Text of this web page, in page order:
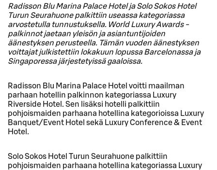
Radisson Blu Marina Palace Hotel ja Solo Sokos Hotel
Turun Seurahuone palkittiin useassa kategoriassa
arvostetulla tunnustuksella. World Luxury Awards -
palkinnot jaetaan yleisön ja asiantuntijoiden
äänestyksen perusteella. Tämän vuoden äänestyksen
voittajat julkistettiin lokakuun lopussa Barcelonassa ja
Singaporessa järjestetyissä gaaloissa.
Radisson Blu Marina Palace Hotel voitti maailman
parhaan hotellin palkinnon kategoriassa Luxury
Riverside Hotel. Sen lisäksi hotelli palkittiin
pohjoismaiden parhaana hotellina kategorioissa Luxury
Banquet/Event Hotel sekä Luxury Conference & Event
Hotel.
Solo Sokos Hotel Turun Seurahuone palkittiin
pohjoismaiden parhaana hotellina kategoriassa Luxury